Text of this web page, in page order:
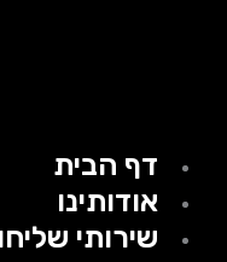
דף הבית
אודותינו
שירותי שליחויות